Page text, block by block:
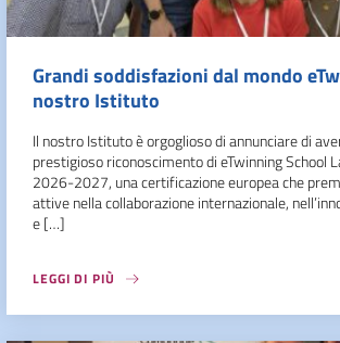
Grandi soddisfazioni dal mondo
nostro Istituto
Il nostro Istituto è orgoglioso di annunciare di
prestigioso riconoscimento di eTwinning School
2026-2027, una certificazione europea che
attive nella collaborazione internazionale,
e […]
LEGGI DI PIÙ